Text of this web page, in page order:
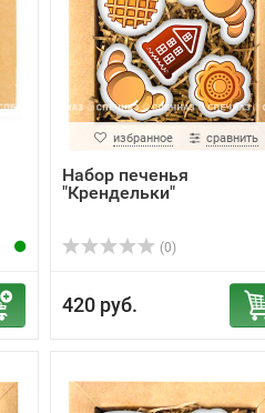
избранное сравнить
Набор печенья
"Крендельки"
(0)
420 руб.